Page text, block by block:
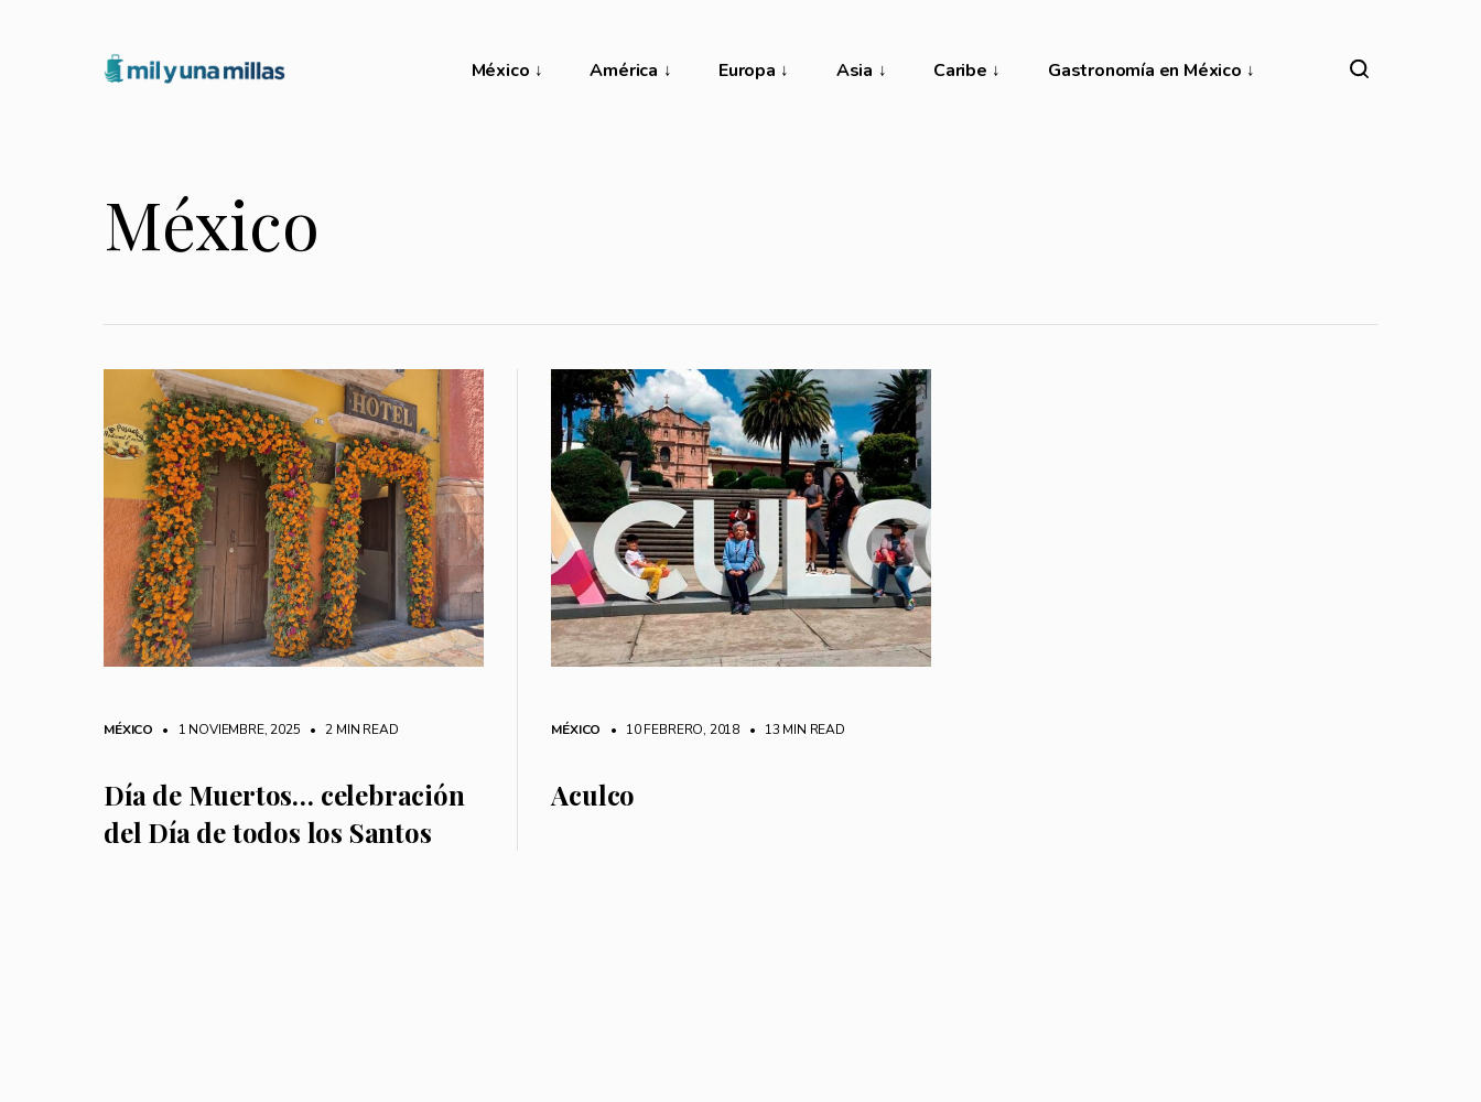
México América Europa Asia Caribe Gastronomía en México
México
MÉXICO • 1 NOVIEMBRE, 2025 • 2 MIN READ
Día de Muertos… celebración
del Día de todos los Santos
MÉXICO • 10 FEBRERO, 2018 • 13 MIN READ
Aculco